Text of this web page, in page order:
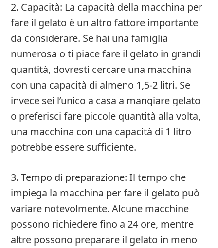
2. Capacità: La capacità della macchina per
fare il gelato è un altro fattore importante
da considerare. Se hai una famiglia
numerosa o ti piace fare il gelato in grandi
quantità, dovresti cercare una macchina
con una capacità di almeno 1,5-2 litri. Se
invece sei l’unico a casa a mangiare gelato
o preferisci fare piccole quantità alla volta,
una macchina con una capacità di 1 litro
potrebbe essere sufficiente.
3. Tempo di preparazione: Il tempo che
impiega la macchina per fare il gelato può
variare notevolmente. Alcune macchine
possono richiedere fino a 24 ore, mentre
altre possono preparare il gelato in meno